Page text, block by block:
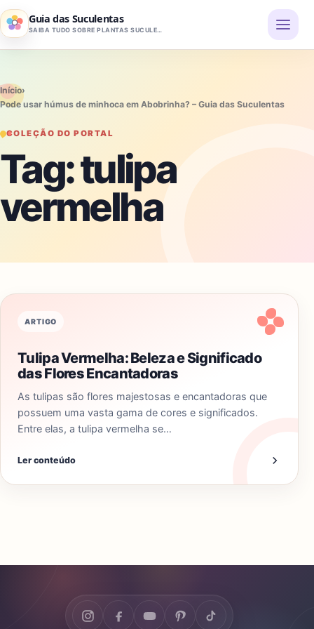
Pular para o conteúdo
Guia das Suculentas
SAIBA TUDO SOBRE PLANTAS SUCULENTAS
Início›
Pode usar húmus de minhoca em Abobrinha? – Guia das Suculentas
COLEÇÃO DO PORTAL
Tag:tulipa
vermelha
ARTIGO
Tulipa Vermelha: Beleza e Significado
das Flores Encantadoras
As tulipas são flores majestosas e encantadoras que
possuem uma vasta gama de cores e significados.
Entre elas, a tulipa vermelha se…
Ler conteúdo